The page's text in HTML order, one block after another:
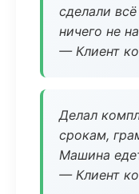
сделали
ничего не
— Клиент
Делал
срокам,
Машина
— Клиент